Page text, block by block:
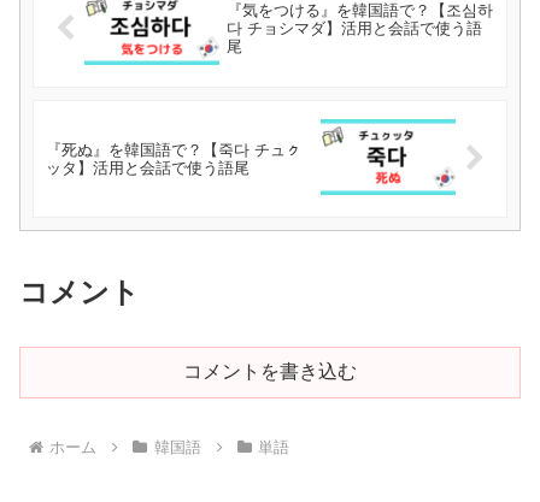
『気をつける』を韓国語で？【조심하
다 チョシマダ】活用と会話で使う語
尾
『死ぬ』を韓国語で？【죽다 チュㇰ
ッタ】活用と会話で使う語尾
コメント
コメントを書き込む
ホーム 韓国語 単語